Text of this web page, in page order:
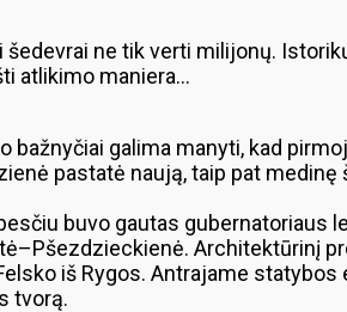
ne tik verti milijonų.
atlikimo maniera…
bažnyčiai galima manyti, kad
pastatė naują, taip pat medinę
buvo gautas gubernatoriaus
Architektūrinį
iš Rygos. Antrajame statybos
tvorą.